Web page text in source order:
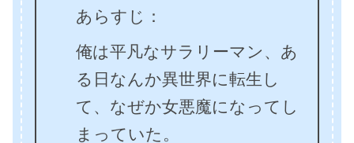
あらすじ：
俺は平凡なサラリーマン、あ
る日なんか異世界に転生し
て、なぜか女悪魔になってし
まっていた。